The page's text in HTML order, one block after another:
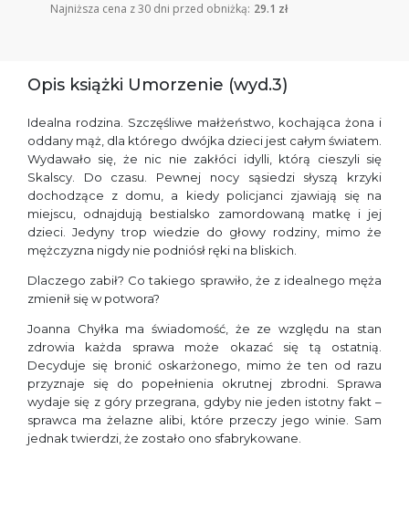
Najniższa cena z 30 dni przed obniżką: 29.1 zł
Opis książki Umorzenie (wyd.3)
Idealna rodzina. Szczęśliwe małżeństwo, kochająca żona i
oddany mąż, dla którego dwójka dzieci jest całym światem.
Wydawało się, że nic nie zakłóci idylli, którą cieszyli się
Skalscy. Do czasu. Pewnej nocy sąsiedzi słyszą krzyki
dochodzące z domu, a kiedy policjanci zjawiają się na
miejscu, odnajdują bestialsko zamordowaną matkę i jej
dzieci. Jedyny trop wiedzie do głowy rodziny, mimo że
mężczyzna nigdy nie podniósł ręki na bliskich.
Dlaczego zabił? Co takiego sprawiło, że z idealnego męża
zmienił się w potwora?
Joanna Chyłka ma świadomość, że ze względu na stan
zdrowia każda sprawa może okazać się tą ostatnią.
Decyduje się bronić oskarżonego, mimo że ten od razu
przyznaje się do popełnienia okrutnej zbrodni. Sprawa
wydaje się z góry przegrana, gdyby nie jeden istotny fakt –
sprawca ma żelazne alibi, które przeczy jego winie. Sam
jednak twierdzi, że zostało ono sfabrykowane.